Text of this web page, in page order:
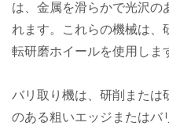
は、金属を滑らかで光沢の
れます。これらの機械は、
転研磨ホイールを使用しま
バリ取り機は、研削または
のある粗いエッジまたはバ